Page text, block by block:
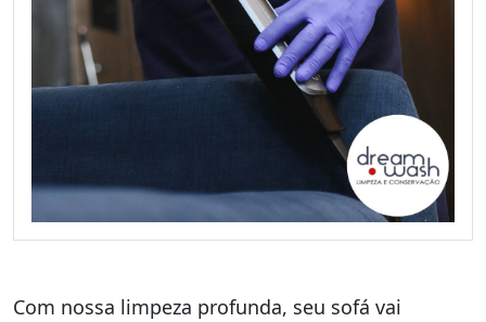
Com nossa limpeza profunda, seu sofá vai